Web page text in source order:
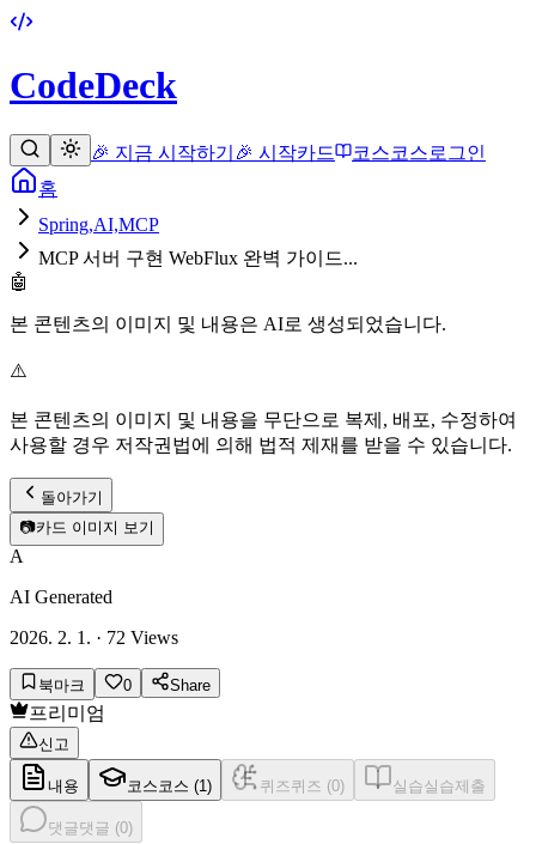
CodeDeck
🎉 지금 시작하기 🎉 시작카드 코스코스로그인
홈
Spring,AI,MCP
MCP 서버 구현 WebFlux 완벽 가이드...
🤖
본 콘텐츠의 이미지 및 내용은 AI로 생성되었습니다.
⚠️
본 콘텐츠의 이미지 및 내용을 무단으로 복제, 배포, 수정하여
사용할 경우 저작권법에 의해 법적 제재를 받을 수 있습니다.
돌아가기
📷카드 이미지 보기
A
AI Generated
2026. 2. 1. · 72 Views
북마크 0 Share
프리미엄
신고
내용 코스 코스 (1 ) 퀴즈퀴즈 (0) 실습실습제출
댓글댓글 (0)